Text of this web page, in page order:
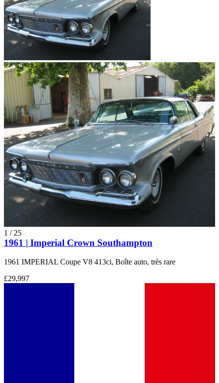
1 / 25
1961 | Imperial Crown Southampton
1961 IMPERIAL Coupe V8 413ci, Boîte auto, très rare
£29,997